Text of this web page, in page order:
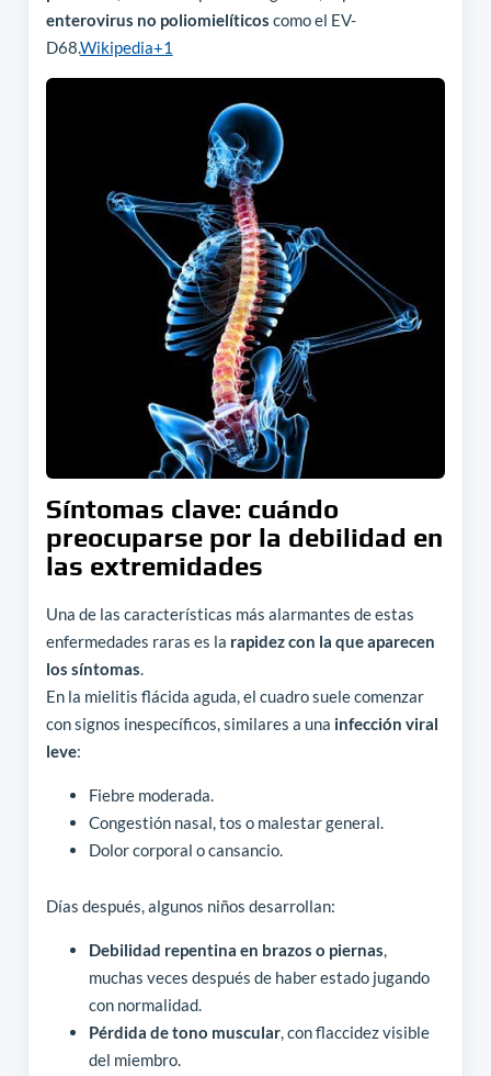
enterovirus no poliomielíticos como el EV-
D68.Wikipedia+1
Síntomas clave: cuándo
preocuparse por la debilidad en
las extremidades
Una de las características más alarmantes de estas
enfermedades raras es la rapidez con la que aparecen
los síntomas.
En la mielitis flácida aguda, el cuadro suele comenzar
con signos inespecíficos, similares a una infección viral
leve:
Fiebre moderada.
Congestión nasal, tos o malestar general.
Dolor corporal o cansancio.
Días después, algunos niños desarrollan:
Debilidad repentina en brazos o piernas,
muchas veces después de haber estado jugando
con normalidad.
Pérdida de tono muscular, con flaccidez visible
del miembro.